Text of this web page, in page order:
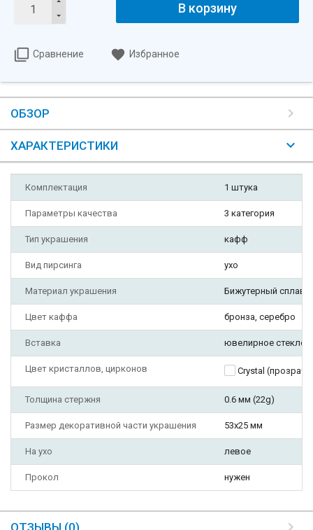
В корзину
Сравнение Избранное
ОБЗОР
ХАРАКТЕРИСТИКИ
Комплектация 1 штука
Параметры качества 3 категория
Тип украшения кафф
Вид пирсинга ухо
Материал украшения Бижутерный сплав
Цвет каффа бронза, серебро
Вставка ювелирное стекло
Цвет кристаллов, цирконов Crystal
Толщина стержня 0.6 мм (22g)
Размер декоративной части украшения 53х25 мм
На ухо левое
Прокол нужен